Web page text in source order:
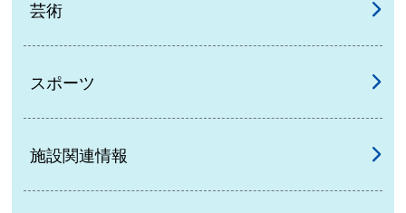
芸術
スポーツ
施設関連情報